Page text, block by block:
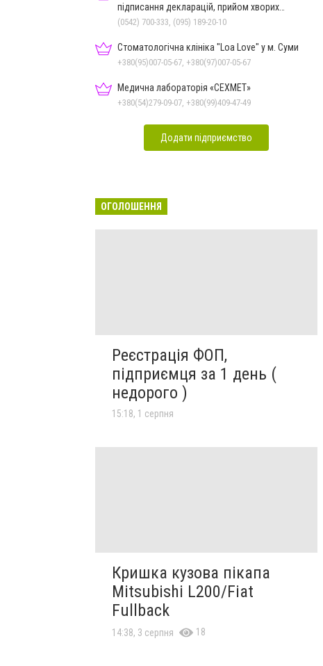
підписання декларацій, прийом хворих
дорослих та дітей
(0542) 700-333, (095) 189-20-10
Стоматологічна клініка "Loa Love" у м. Суми
+380(95)007-05-67, +380(97)007-05-67
Медична лабораторія «СЕХМЕТ»
+380(54)279-09-07, +380(99)409-47-49
Додати підприємство
ОГОЛОШЕННЯ
Реєстрація ФОП,
підприємця за 1 день (
недорого )
15:18, 1 серпня
Кришка кузова пікапа
Mitsubishi L200/Fiat
Fullback
14:38, 3 серпня 18